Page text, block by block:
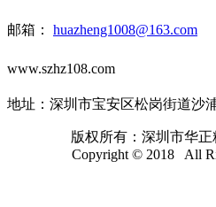
邮箱： huazheng1008@163.com
www.szhz108.com
地址：深圳市宝安区松岗街道沙
版权所有：深圳市华正
Copyright © 2018 All